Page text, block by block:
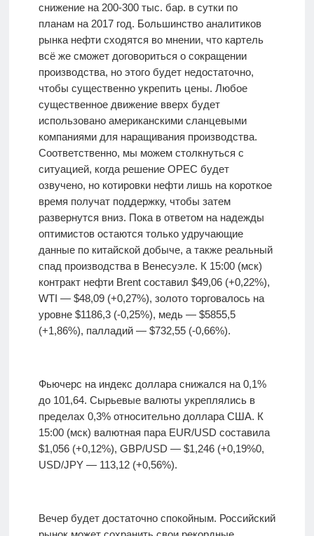
снижение на 200-300 тыс. бар. в сутки по
планам на 2017 год. Большинство аналитиков
рынка нефти сходятся во мнении, что картель
всё же сможет договориться о сокращении
производства, но этого будет недостаточно,
чтобы существенно укрепить цены. Любое
существенное движение вверх будет
использовано американскими сланцевыми
компаниями для наращивания производства.
Соответственно, мы можем столкнуться с
ситуацией, когда решение OPEC будет
озвучено, но котировки нефти лишь на короткое
время получат поддержку, чтобы затем
развернутся вниз. Пока в ответом на надежды
оптимистов остаются только удручающие
данные по китайской добыче, а также реальный
спад производства в Венесуэле. К 15:00 (мск)
контракт нефти Brent составил $49,06 (+0,22%),
WTI — $48,09 (+0,27%), золото торговалось на
уровне $1186,3 (-0,25%), медь — $5855,5
(+1,86%), палладий — $732,55 (-0,66%).
Фьючерс на индекс доллара снижался на 0,1%
до 101,64. Сырьевые валюты укреплялись в
пределах 0,3% относительно доллара США. К
15:00 (мск) валютная пара EUR/USD составила
$1,056 (+0,12%), GBP/USD — $1,246 (+0,19%0,
USD/JPY — 113,12 (+0,56%).
Вечер будет достаточно спокойным. Российский